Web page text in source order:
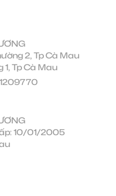
2, Tp Cà Mau
Tp Cà Mau
10/01/2005